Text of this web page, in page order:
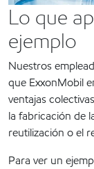
Lo que
ejemplo
Nuestros
que ExxonMobil
ventajas
la fabricación de
reutilización o el
Para ver un